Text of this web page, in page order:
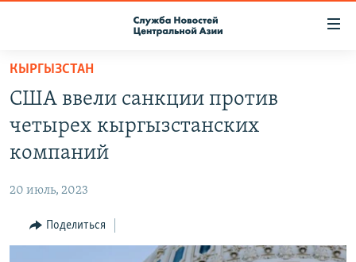
Вернуться
основному
содержанию
главной
Вернутся
КОНТАКТЫ
НАСТОЯЩЕЕ ВРЕМЯ
МИГРАНТ МЕДИА
КЫРГЫЗСТАН
США ввели санкции против
четырех кыргызстанских
компаний
20 июль, 2023
Поделиться